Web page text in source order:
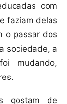
com
faziam delas
o passar dos
sociedade, a
mudando,
gostam de